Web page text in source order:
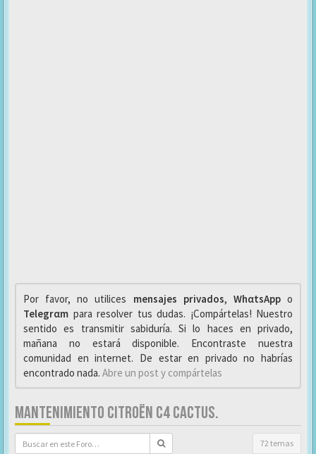
Por favor, no utilices mensajes privados, WhαtsAppo
Telegrαm para resolver tus dudas. ¡Compártelas! Nuestro
sentido es transmitir sabiduría. Si lo haces en privado,
mañana no estará disponible. Encontraste nuestra
comunidad en internet. De estar en privado no habrías
encontrado nada. Abre un post y compártelas
MANTENIMIENTO CITROËN C4 CACTUS.
72 temas